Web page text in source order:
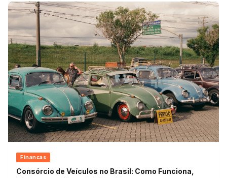
Financas
Consórcio de Veículos no Brasil: Como Funciona,